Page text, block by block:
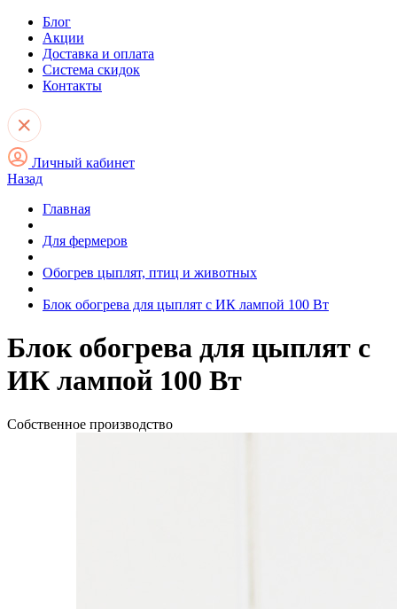
Блог
Акции
Доставка и оплата
Система скидок
Контакты
Личный кабинет
Назад
Главная
Для фермеров
Обогрев цыплят, птиц и животных
Блок обогрева для цыплят с ИК лампой 100 Вт
Блок обогрева для цыплят с
ИК лампой 100 Вт
Собственное производство